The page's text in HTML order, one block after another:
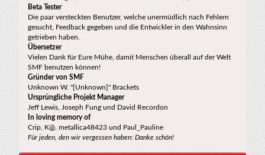
Beta Tester
Die paar versteckten Benutzer, welche unermüdlich nach Fehlern
gesucht, Feedback gegeben und die Entwickler in den Wahnsinn
getrieben haben.
Übersetzer
Vielen Dank für Eure Mühe, damit Menschen überall auf der Welt
SMF benutzen können!
Gründer von SMF
Unknown W. "[Unknown]" Brackets
Ursprüngliche Projekt Manager
Jeff Lewis, Joseph Fung und David Recordon
In loving memory of
Crip, K@, metallica48423 und Paul_Pauline
Für jeden, den wir vergessen haben: Danke schön!